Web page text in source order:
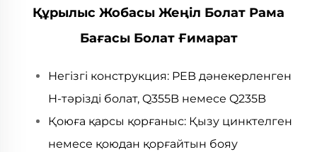
Құрылыс Жобасы Жеңіл Болат Рама
Бағасы Болат Ғимарат
Негізгі конструкция: PEB дәнекерленген
Н-тәрізді болат, Q355B немесе Q235B
Қоюға қарсы қорғаныс: Қызу цинктелген
немесе қоюдан қорғайтын бояу